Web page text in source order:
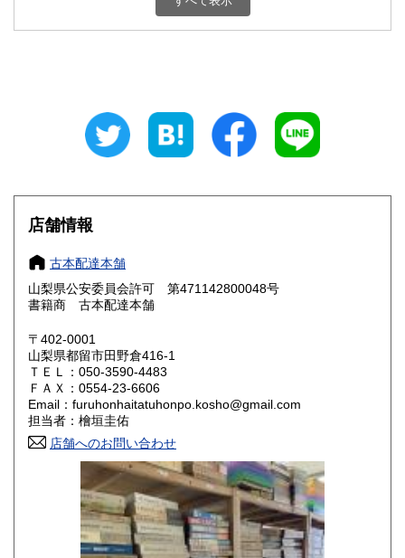
800円 三重県
大阪府
奈良県
鳥取県 800円 島根県
岡山県
山口県 800円
香川県 800円 愛媛県
高知県 800円
800円 長崎県
800円 大分県
店舗情報
古本配達本舗
山梨県公安委員会許可 第471142800048号
書籍商 古本配達本舗
〒402-0001
山梨県都留市田野倉416-1
ＴＥＬ：050-3590-4483
ＦＡＸ：0554-23-6606
Email：furuhonhaitatuhonpo.kosho@gmail.com
担当者：檜垣圭佑
店舗へのお問い合わせ